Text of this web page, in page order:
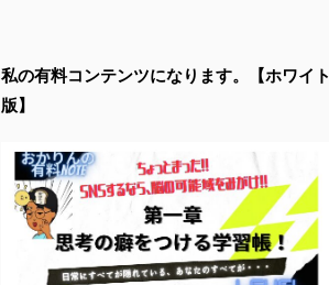
私の有料コンテンツになります。【ホワイト
版】